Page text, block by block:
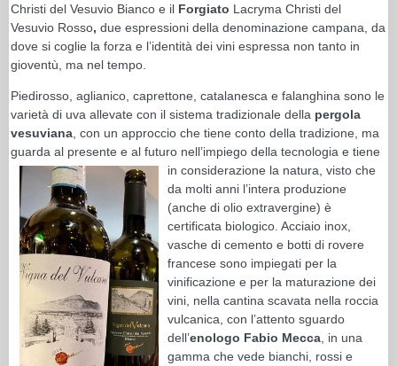
Christi del Vesuvio Bianco e il Forgiato Lacryma Christi del
Vesuvio Rosso, due espressioni della denominazione campana, da
dove si coglie la forza e l’identità dei vini espressa non tanto in
gioventù, ma nel tempo.
Piedirosso, aglianico, caprettone, catalanesca e falanghina sono le
varietà di uva allevate con il sistema tradizionale della pergola
vesuviana , con un approccio che tiene conto della tradizione, ma
guarda al presente e al futuro nell’impiego della tecnologia e tiene
in considerazione la natura, visto che
da molti anni l’intera produzione
(anche di olio extravergine) è
certificata biologico. Acciaio inox,
vasche di cemento e botti di rovere
francese sono impiegati per la
vinificazione e per la maturazione dei
vini, nella cantina scavata nella roccia
vulcanica, con l’attento sguardo
dell’enologo Fabio Mecca , in una
gamma che vede bianchi, rossi e